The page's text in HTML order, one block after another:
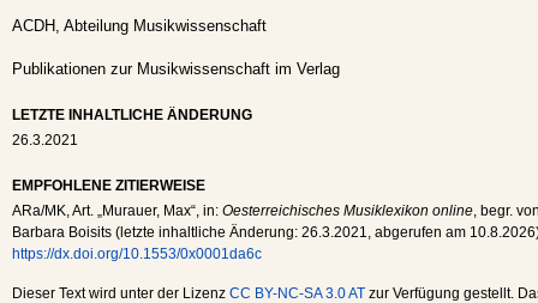
ACDH, Abteilung Musikwissenschaft
Publikationen zur Musikwissenschaft im Verlag
LETZTE INHALTLICHE ÄNDERUNG
26.3.2021
EMPFOHLENE ZITIERWEISE
ARa/MK , Art. „Murauer, Max“, in: Oesterreichisches Musiklexikon online , begr.
Barbara Boisits (letzte inhaltliche Änderung: 26.3.2021 , abgerufen am 10.8.2026
https://dx.doi.org/10.1553/0x0001da6c
Dieser Text wird unter der Lizenz CC BY-NC-SA 3.0 AT zur Verfügung gestellt.